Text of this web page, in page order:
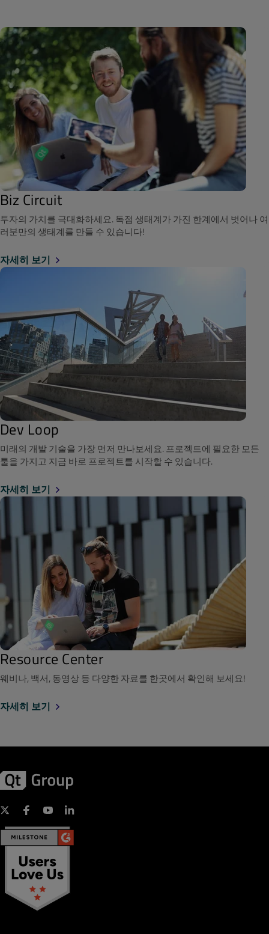
Biz Circuit
투자의 가치를 극대화하세요. 독점 생태계가 가진 한계에서 벗어나 여
러분만의 생태계를 만들 수 있습니다!
자세히 보기
Dev Loop
미래의 개발 기술을 가장 먼저 만나보세요. 프로젝트에 필요한 모든
툴을 가지고 지금 바로 프로젝트를 시작할 수 있습니다.
자세히 보기
Resource Center
웨비나, 백서, 동영상 등 다양한 자료를 한곳에서 확인해 보세요!
자세히 보기